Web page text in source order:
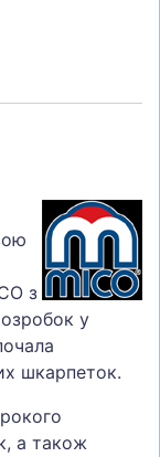
з
у
шкарпеток.
а також